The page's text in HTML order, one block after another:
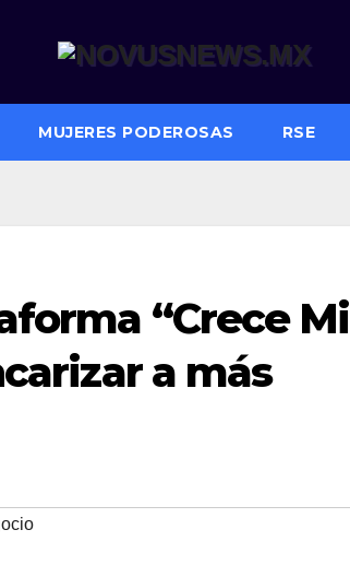
MUJERES PODEROSAS RSE
“Crece Mi
a más